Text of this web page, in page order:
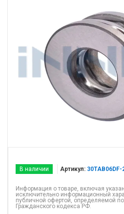
В наличии Артикул: 30TAB06DF-
Информация о товаре, включая
исключительно информационный
публичной офертой, определяемой
Гражданского кодекса РФ.